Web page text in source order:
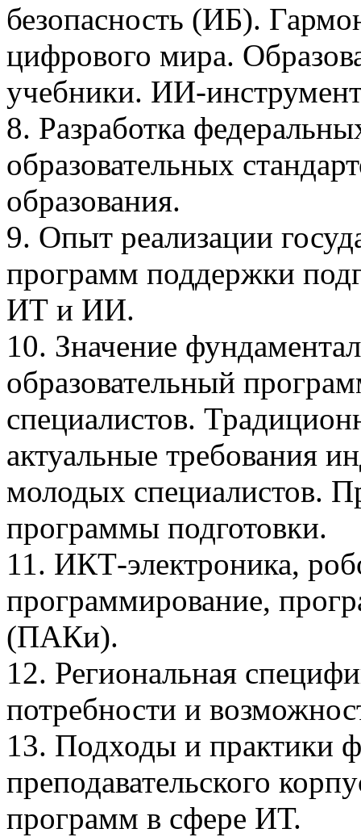
безопасность (ИБ).
цифрового мира.
учебники. ИИ-
8. Разработка
образовательных
образования.
9. Опыт реализации
программ поддержки
ИТ и ИИ.
10. Значение
образовательный
специалистов.
актуальные требования
молодых специалистов.
программы подготовки.
11. ИКТ-электроника,
программирование,
(ПАКи).
12. Региональная
потребности и
13. Подходы и практики
преподавательского
программ в сфере ИТ.